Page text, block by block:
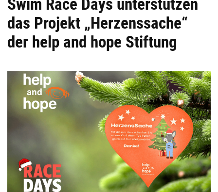
Swim Race Days unterstützen
das Projekt „Herzenssache“
der help and hope Stiftung